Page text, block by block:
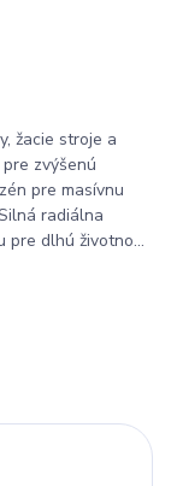
žacie stroje a
zvýšenú
pre masívnu
radiálna
pre dlhú životno...